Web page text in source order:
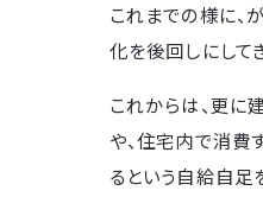
これまでの様に、
化を後回しにして
これからは、更に
や、住宅内で消費
るという自給自足